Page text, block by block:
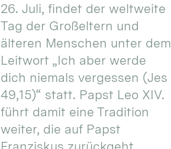
26. Juli, findet der weltweite
Tag der Großeltern und
älteren Menschen unter dem
Leitwort „Ich aber werde
dich niemals vergessen (Jes
49,15)“ statt. Papst Leo XIV.
führt damit eine Tradition
weiter, die auf Papst